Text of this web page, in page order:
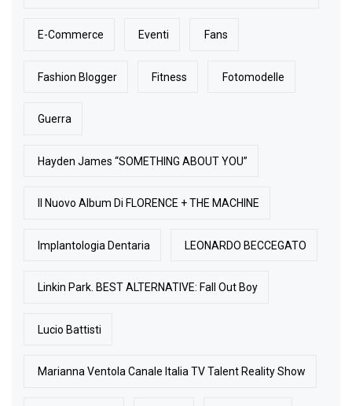
E-Commerce Eventi Fans
Fashion Blogger Fitness Fotomodelle
Guerra
Hayden James “SOMETHING ABOUT YOU”
Il Nuovo Album Di FLORENCE + THE MACHINE
Implantologia Dentaria LEONARDO BECCEGATO
Linkin Park. BEST ALTERNATIVE: Fall Out Boy
Lucio Battisti
Marianna Ventola Canale Italia TV Talent Reality Show